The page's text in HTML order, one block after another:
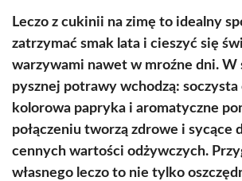
Leczo z cukinii na zimę to idealny
zatrzymać smak lata i cieszyć się
warzywami nawet w mroźne dni. W
pysznej potrawy wchodzą: soczysta
kolorowa papryka i aromatyczne
połączeniu tworzą zdrowe i sycące
cennych wartości odżywczych.
własnego leczo to nie tylko